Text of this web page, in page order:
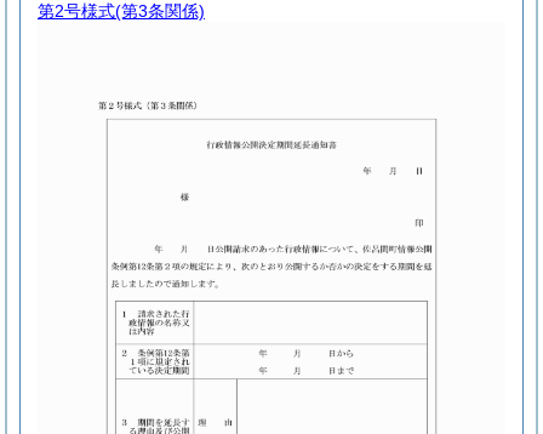
第2号様式(第3条関係)